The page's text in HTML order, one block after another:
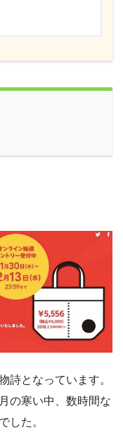
詩となっています。
の寒い中、数時間な
した。